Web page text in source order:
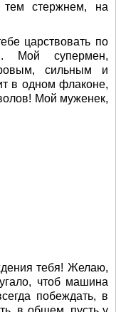
стержнем, на
царствовать по
Мой супермен,
сильным и
в одном флаконе,
Мой муженек,
тебя! Желаю,
чтоб машина
побеждать, в